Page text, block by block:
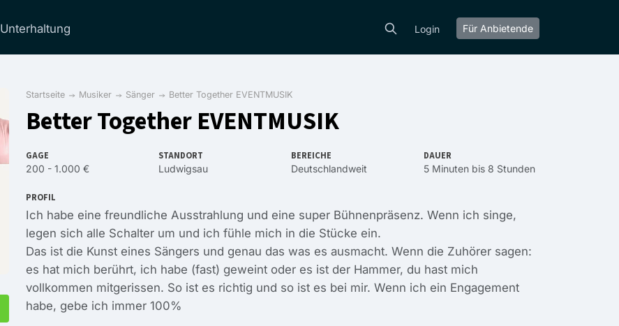
Unterhaltung Login Für Anbietende
Startseite Musiker Sänger Better Together EVENTMUSIK
Better Together EVENTMUSIK
GAGE
200 - 1.000 €
STANDORT
Ludwigsau
BEREICHE
Deutschlandweit
DAUER
5 Minuten bis 8 Stunden
PROFIL
Ich habe eine freundliche Ausstrahlung und eine super Bühnenpräsenz. Wenn ich singe,
legen sich alle Schalter um und ich fühle mich in die Stücke ein.
Das ist die Kunst eines Sängers und genau das was es ausmacht. Wenn die Zuhörer sagen:
es hat mich berührt, ich habe (fast) geweint oder es ist der Hammer, du hast mich
vollkommen mitgerissen. So ist es richtig und so ist es bei mir. Wenn ich ein Engagement
habe, gebe ich immer 100%